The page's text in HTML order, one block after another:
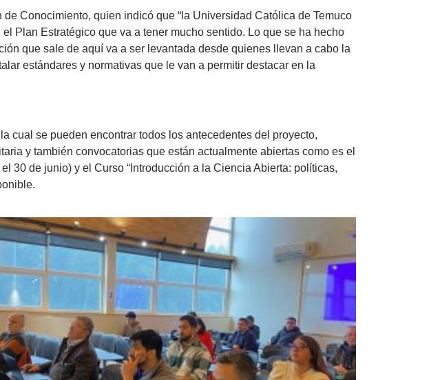
Conocimiento, quien indicó que “la Universidad Católica de Temuco
Plan Estratégico que va a tener mucho sentido. Lo que se ha hecho
que sale de aquí va a ser levantada desde quienes llevan a cabo la
estándares y normativas que le van a permitir destacar en la
cual se pueden encontrar todos los antecedentes del proyecto,
y también convocatorias que están actualmente abiertas como es el
30 de junio) y el Curso “Introducción a la Ciencia Abierta: políticas,